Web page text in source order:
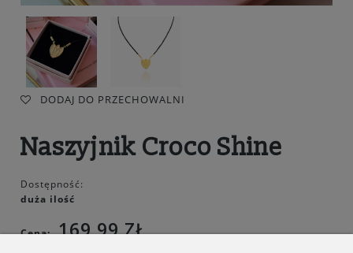
DODAJ DO PRZECHOWALNI
Naszyjnik Croco Shine
Dostępność:
duża ilość
Cena: 169,99 ZŁ